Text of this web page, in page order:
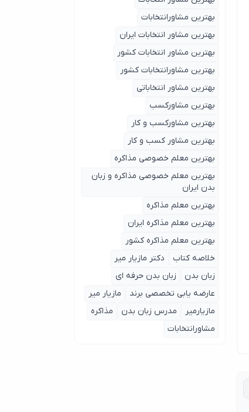
بهترین مشاورانتخابات
بهترین مشاور انتخابات ایران
بهترین مشاور انتخابات کشور
بهترین مشاورانتخابات کشور
بهترین مشاور انتخاباتی
بهترین مشاورکسب
بهترین مشاورکسب و کار
بهترین مشاور کسب و کار
بهترین معلم خصوصی مذاکره
بهترین معلم خصوصی مذاکره و زبان
بدن ایران
بهترین معلم مذاکره
بهترین معلم مذاکره ایران
بهترین معلم مذاکره کشور
خلاصه کتاب
دکتر مازیار میر
زبان بدن
زبان بدن حرفه ای
عارضه یابی تخصصی برند
مازیار میر
مازیارمیر
مدرس زبان بدن
مذاکره
مشاورانتخابات